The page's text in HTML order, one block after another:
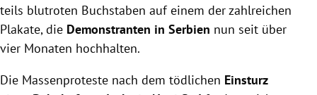
teils blutroten Buchstaben auf einem der zahlreichen
Plakate, die Demonstranten in Serbien nun seit über
vier Monaten hochhalten.
Die Massenproteste nach dem tödlichen Einsturz